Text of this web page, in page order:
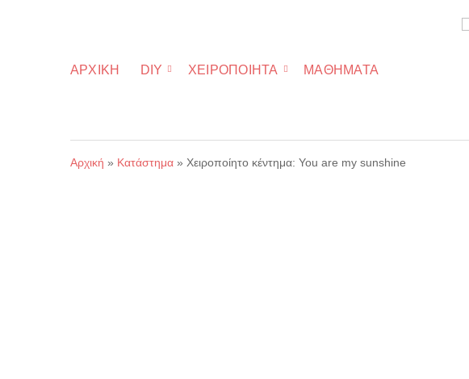
ΑΡΧΙΚΉ DIY ΧΕΙΡΟΠΟΊΗΤΑ ΜΑΘΉΜΑΤΑ
Αρχική » Κατάστημα » Χειροποίητο κέντημα: You are my sunshine